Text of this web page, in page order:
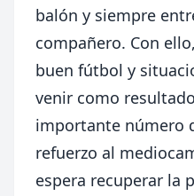
balón y siempre
compañero. Con
buen fútbol y
venir como
importante número
refuerzo al
espera recuperar la